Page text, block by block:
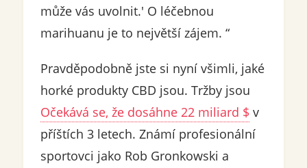
může vás uvolnit.' O léčebnou
marihuanu je to největší zájem. “
Pravděpodobně jste si nyní všimli, jaké
horké produkty CBD jsou. Tržby jsou
Očekává se, že dosáhne 22 miliard $ v
příštích 3 letech. Známí profesionální
sportovci jako Rob Gronkowski a